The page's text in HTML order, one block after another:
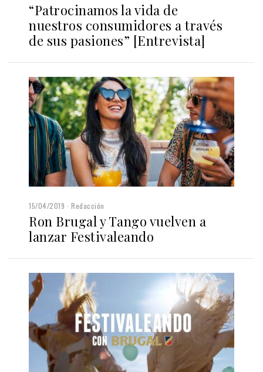
“Patrocinamos la vida de
nuestros consumidores a través
de sus pasiones” [Entrevista]
15/04/2019 Redacción
Ron Brugal y Tango vuelven a
lanzar Festivaleando